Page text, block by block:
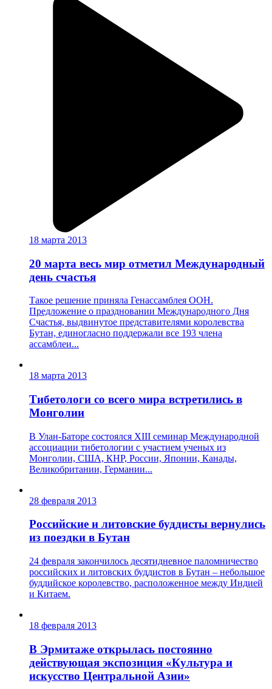
18 марта 2013
20 марта весь мир отметил Международный
день счастья
Такое решение приняла Генассамблея ООН.
Предложение о праздновании Международного Дня
Счастья, выдвинутое представителями королевства
Бутан, единогласно поддержали все 193 члена
ассамблеи...
18 марта 2013
Тибетологи со всего мира встретились в
Монголии
В Улан-Баторе состоялся XIII семинар Международной
ассоциации тибетологии с участием ученых из
Монголии, США, КНР, России, Японии, Канады,
Великобритании, Германии...
28 февраля 2013
Российские и литовские буддисты вернулись
из поездки в Бутан
24 февраля закончилось десятидневное паломничество
российских и литовских буддистов в Бутан – небольшое
буддийское королевство, расположенное между Индией
и Китаем.
18 февраля 2013
В Эрмитаже открылась постоянно
действующая экспозиция «Культура и
искусство Центральной Азии»